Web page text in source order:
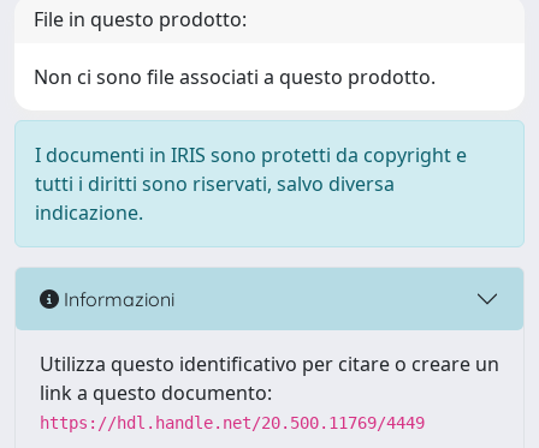
File in questo prodotto:
Non ci sono file associati a questo prodotto.
I documenti in IRIS sono protetti da copyright e
tutti i diritti sono riservati, salvo diversa
indicazione.
Informazioni
Utilizza questo identificativo per citare o creare un
link a questo documento:
https://hdl.handle.net/20.500.11769/4449